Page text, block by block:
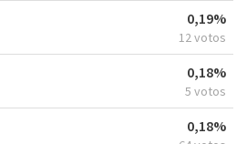
0,19%
12 votos
0,18%
5 votos
0,18%